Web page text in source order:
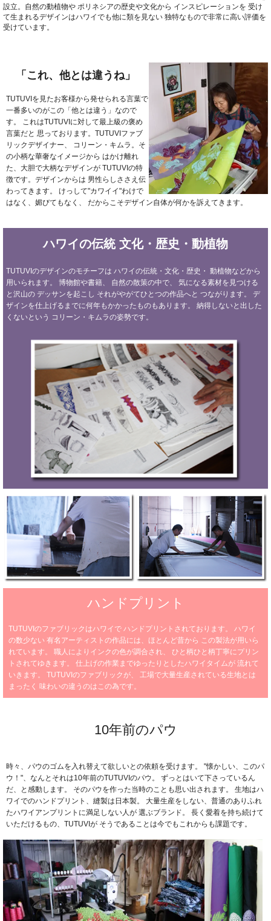
設立。自然の動植物や ポリネシアの歴史や文化から インスピレーションを 受け
て生まれるデザインはハワイでも他に類を見ない 独特なもので非常に高い評価を
受けています。
「これ、他とは違うね」
TUTUVIを見たお客様から発せられる言葉で
一番多いのがこの「他とは違う」なので
す。
これはTUTUVIに対して最上級の褒め
言葉だと 思っております。TUTUVIファブ
リックデザイナー、
コリーン・キムラ。そ
の小柄な華奢なイメージから はかけ離れ
た、大胆で大柄なデザインが TUTUVIの特
徴です。デザインからは 男性らしささえ伝
わってきます。
けっして"カワイイ"わけで
はなく、媚びてもなく、
だからこそデザイン自体が何かを訴えてきます。
ハワイの伝統文化・歴史・動植物
TUTUVIのデザインのモチーフは ハワイの伝統・文化・歴史・ 動植物などから
用いられます。
博物館や書籍、 自然の散策の中で、
気になる素材を見つける
と沢山の デッサンを起こし それがやがてひとつの作品へと つながります。 デ
ザインを仕上げるまでに何年もかかったものもあります。
納得しないと出した
くないという コリーン・キムラの姿勢です。
ハンドプリント
TUTUVIのファブリックはハワイでハンドプリントされております。
ハワイ
の数少ない 有名アーティストの作品には、ほとんど昔から この製法が用いら
れています。
職人によりインクの色が調合され、
ひと柄ひと柄丁寧にプリン
トされてゆきます。 仕上げの作業までゆったりとしたハワイタイムが流れて
いきます。
TUTUVIのファブリックが、
工場で大量生産されている生地とは
まったく 味わいの違うのはこの為です。
10年前のパウ
時々、パウのゴムを入れ替えて欲しいとの依頼を受けます。
"懐かしい、このパ
ウ！"、なんとそれは10年前のTUTUVIのパウ。
ずっとはいて下さっているん
だ、と感動します。
そのパウを作った当時のことも思い出されます。
生地はハ
ワイでのハンドプリント、縫製は日本製。
大量生産をしない、普通のありふれ
たハワイアンプリントに満足しない人が 選ぶブランド。
長く愛着を持ち続けて
いただけるもの、TUTUVIが そうであることは今でもこれからも課題です。